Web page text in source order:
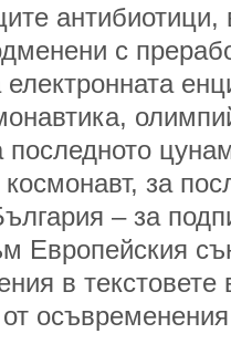
с
електронната
последното
за
– за
Европейския
в